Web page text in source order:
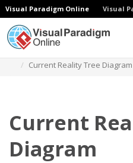
Visual Paradigm Online Visual
Current Reality Tree Diagram
Current
Diagram